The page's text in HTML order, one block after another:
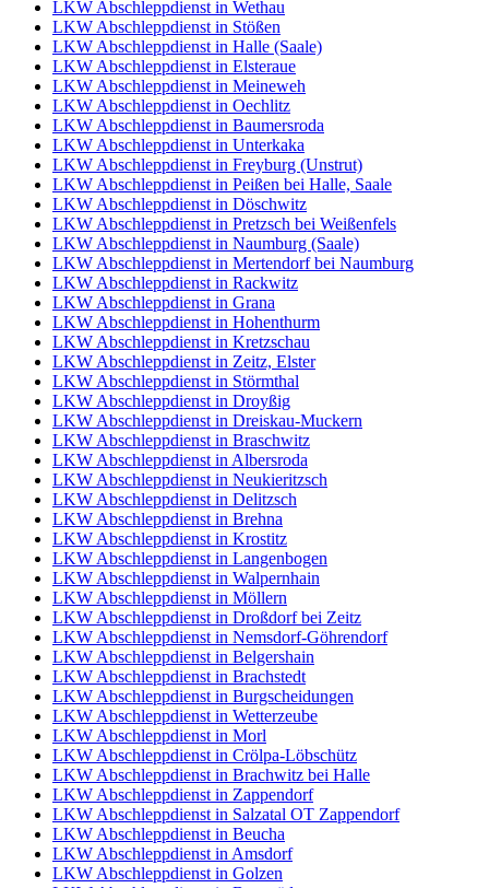
LKW Abschleppdienst in Wethau
LKW Abschleppdienst in Stößen
LKW Abschleppdienst in Halle (Saale)
LKW Abschleppdienst in Elsteraue
LKW Abschleppdienst in Meineweh
LKW Abschleppdienst in Oechlitz
LKW Abschleppdienst in Baumersroda
LKW Abschleppdienst in Unterkaka
LKW Abschleppdienst in Freyburg (Unstrut)
LKW Abschleppdienst in Peißen bei Halle, Saale
LKW Abschleppdienst in Döschwitz
LKW Abschleppdienst in Pretzsch bei Weißenfels
LKW Abschleppdienst in Naumburg (Saale)
LKW Abschleppdienst in Mertendorf bei Naumburg
LKW Abschleppdienst in Rackwitz
LKW Abschleppdienst in Grana
LKW Abschleppdienst in Hohenthurm
LKW Abschleppdienst in Kretzschau
LKW Abschleppdienst in Zeitz, Elster
LKW Abschleppdienst in Störmthal
LKW Abschleppdienst in Droyßig
LKW Abschleppdienst in Dreiskau-Muckern
LKW Abschleppdienst in Braschwitz
LKW Abschleppdienst in Albersroda
LKW Abschleppdienst in Neukieritzsch
LKW Abschleppdienst in Delitzsch
LKW Abschleppdienst in Brehna
LKW Abschleppdienst in Krostitz
LKW Abschleppdienst in Langenbogen
LKW Abschleppdienst in Walpernhain
LKW Abschleppdienst in Möllern
LKW Abschleppdienst in Droßdorf bei Zeitz
LKW Abschleppdienst in Nemsdorf-Göhrendorf
LKW Abschleppdienst in Belgershain
LKW Abschleppdienst in Brachstedt
LKW Abschleppdienst in Burgscheidungen
LKW Abschleppdienst in Wetterzeube
LKW Abschleppdienst in Morl
LKW Abschleppdienst in Crölpa-Löbschütz
LKW Abschleppdienst in Brachwitz bei Halle
LKW Abschleppdienst in Zappendorf
LKW Abschleppdienst in Salzatal OT Zappendorf
LKW Abschleppdienst in Beucha
LKW Abschleppdienst in Amsdorf
LKW Abschleppdienst in Golzen